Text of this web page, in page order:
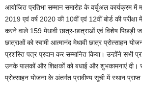
आयोजित प्रतिभा सम्मान समारोह के वर्चुअल कार्यक्रम में
2019 एवं वर्ष 2020 की 10वीं एवं 12वीं बोर्ड की परीक्षा
करने वाले 159 मेधावी छात्र-छात्राओं एवं विशेष पिछड़ी
छात्राओं को स्वामी आत्मानंद मेधावी छात्र प्रोत्साहन
प्रशस्ति पत्र प्रदान कर सम्मानित किया। उन्होंने सभी
उनके पालकों और शिक्षकों को बधाई और शुभकामनाएं दी।
प्रोत्साहन योजना के अंतर्गत प्रावीण्य सूची में स्थान प्राप्त